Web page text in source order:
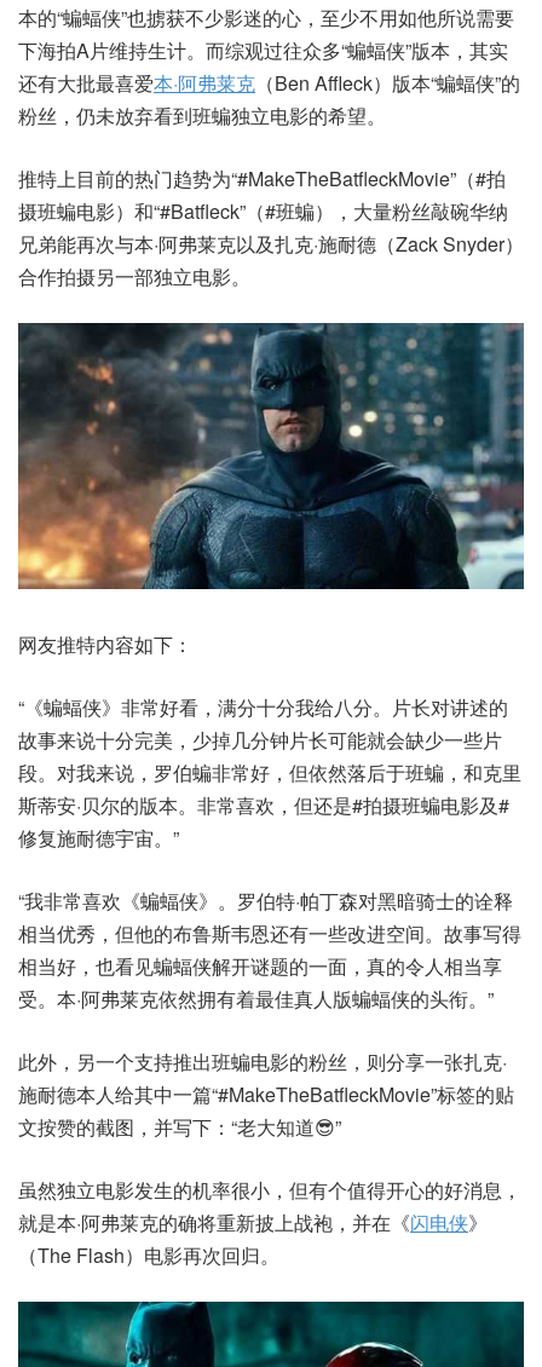
本的“蝙蝠侠”也掳获不少影迷的心，至少不用如他所说需要
下海拍A片维持生计。而综观过往众多“蝙蝠侠”版本，其实
还有大批最喜爱本·阿弗莱克 （Ben Affleck）版本“蝙蝠侠”的
粉丝，仍未放弃看到班蝙独立电影的希望。
推特上目前的热门趋势为“#MakeTheBatfleckMovie”（#拍
摄班蝙电影）和“#Batfleck”（#班蝙），大量粉丝敲碗华纳
兄弟能再次与本·阿弗莱克以及扎克·施耐德（Zack Snyder）
合作拍摄另一部独立电影。
网友推特内容如下：
“《蝙蝠侠》非常好看，满分十分我给八分。片长对讲述的
故事来说十分完美，少掉几分钟片长可能就会缺少一些片
段。对我来说，罗伯蝙非常好，但依然落后于班蝙，和克里
斯蒂安·贝尔的版本。非常喜欢，但还是#拍摄班蝙电影及#
修复施耐德宇宙。”
“我非常喜欢《蝙蝠侠》。罗伯特·帕丁森对黑暗骑士的诠释
相当优秀，但他的布鲁斯韦恩还有一些改进空间。故事写得
相当好，也看见蝙蝠侠解开谜题的一面，真的令人相当享
受。本·阿弗莱克依然拥有着最佳真人版蝙蝠侠的头衔。”
此外，另一个支持推出班蝙电影的粉丝，则分享一张扎克·
施耐德本人给其中一篇“#MakeTheBatfleckMovie”标签的贴
文按赞的截图，并写下：“老大知道😎”
虽然独立电影发生的机率很小，但有个值得开心的好消息，
就是本·阿弗莱克的确将重新披上战袍，并在《闪电侠》
（The Flash）电影再次回归。